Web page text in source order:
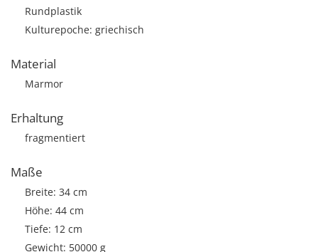
Rundplastik
Kulturepoche: griechisch
Material
Marmor
Erhaltung
fragmentiert
Maße
Breite: 34 cm
Höhe: 44 cm
Tiefe: 12 cm
Gewicht: 50000 g